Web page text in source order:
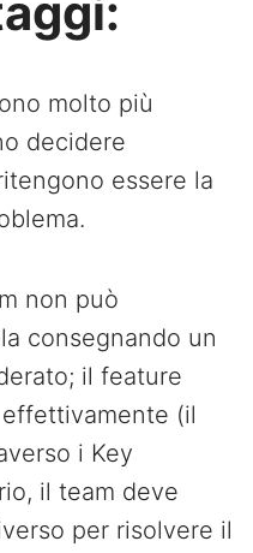
molto più
decidere
essere la
non può
consegnando un
il feature
(il
i Key
il team deve
per risolvere il